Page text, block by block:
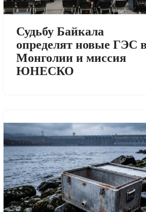
Судьбу Байкала
определят новые ГЭС
Монголии и миссия
ЮНЕСКО